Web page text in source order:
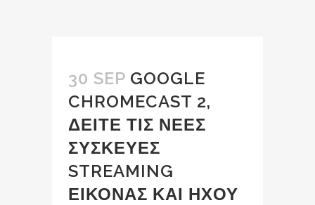
30 SEP GOOGLE
CHROMECAST 2,
ΔΕΙΤΕ ΤΙΣ ΝΕΕΣ
ΣΥΣΚΕΥΕΣ
STREAMING
ΕΙΚΟΝΑΣ ΚΑΙ ΗΧΟΥ